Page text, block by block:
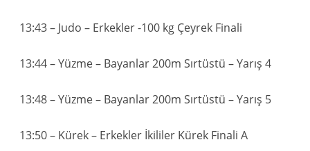
13:43 – Judo – Erkekler -100 kg Çeyrek Finali
13:44 – Yüzme – Bayanlar 200m Sırtüstü – Yarış 4
13:48 – Yüzme – Bayanlar 200m Sırtüstü – Yarış 5
13:50 – Kürek – Erkekler İkililer Kürek Finali A